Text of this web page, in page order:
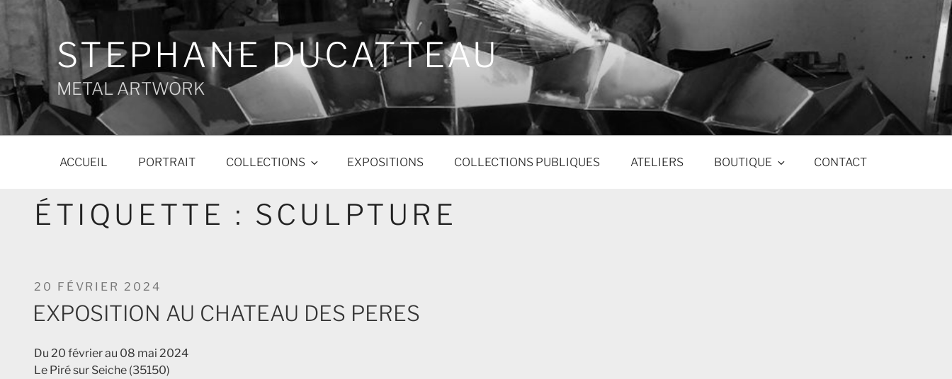
Aller
contenu
principal
STEPHANE DUCATTEAU
METAL ARTWORK
ACCUEIL PORTRAIT COLLECTIONS EXPOSITIONS COLLECTIONS PUBLIQUES ATELIERS BOUTIQUE CONTACT
ÉTIQUETTE : SCULPTURE
PUBLIÉ
LE
20 FÉVRIER 2024
EXPOSITION AU CHATEAU DES PERES
Du 20 février au 08 mai 2024
Le Piré sur Seiche (35150)